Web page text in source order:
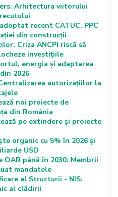
Arhitectura viitorului
recent CATUC. PPC
din construcții
Criza ANCPI riscă să
investițiile
energia și adaptarea
2026
autorizațiilor la
noi proiecte de
din România
pe extindere și proiecte
organic cu 5% în 2026 și
USD
OAR până în 2030: Membrii
mandatele
al Structurii - NIS:
al clădirii